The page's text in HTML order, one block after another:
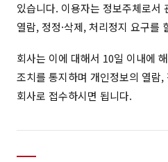
있습니다. 이용자는 정보주체로서
열람, 정정·삭제, 처리정지 요구를
회사는 이에 대해서 10일 이내에
조치를 통지하며 개인정보의 열람,
회사로 접수하시면 됩니다.